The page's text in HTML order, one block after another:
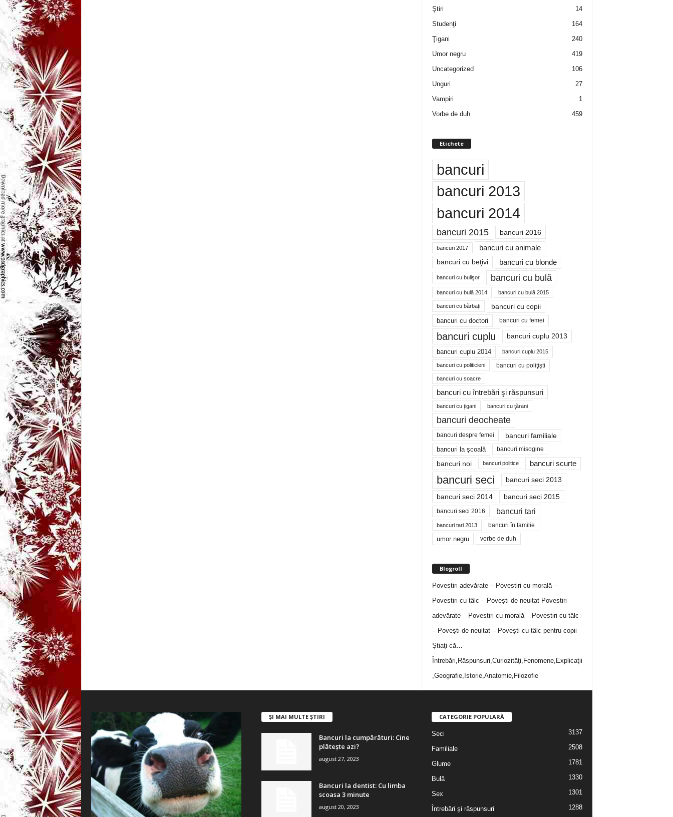
Ştiri
14
Studenţi
164
Ţigani
240
Umor negru
419
Uncategorized
106
Unguri
27
Vampiri
1
Vorbe de duh
459
Etichete
bancuri
bancuri 2013
bancuri 2014
bancuri 2015 bancuri 2016
bancuri 2017 bancuri cu animale
bancuri cu beţivi bancuri cu blonde
bancuri cu bulişor bancuri cu bulă
bancuri cu bulă 2014 bancuri cu bulă 2015
bancuri cu bărbaţi bancuri cu copii
bancuri cu doctori bancuri cu femei
bancuri cuplu bancuri cuplu 2013
bancuri cuplu 2014 bancuri cuplu 2015
bancuri cu politicieni bancuri cu poliţişti
bancuri cu soacre
bancuri cu întrebări şi răspunsuri
bancuri cu ţigani bancuri cu ţărani
bancuri deocheate
bancuri despre femei bancuri familiale
bancuri la şcoală bancuri misogine
bancuri noi bancuri politice bancuri scurte
bancuri seci bancuri seci 2013
bancuri seci 2014 bancuri seci 2015
bancuri seci 2016 bancuri tari
bancuri tari 2013 bancuri în familie
umor negru vorbe de duh
Blogroll
Povestiri adevărate – Povestiri cu morală –
Povestiri cu tâlc – Povești de neuitatPovestiri
adevărate – Povestiri cu morală – Povestiri cu tâlc
– Povești de neuitat – Povești cu tâlc pentru copii
Ştiaţi că…
Întrebări,Răspunsuri,Curiozităţi,Fenomene,Explicaţii
,Geografie,Istorie,Anatomie,Filozofie
ȘI MAI MULTE ȘTIRI
Bancuri la cumpărături: Cine
plătește azi?
august 27, 2023
Bancuri la dentist: Cu limba
scoasa 3 minute
august 20, 2023
CATEGORIE POPULARĂ
Seci 3137
Familiale 2508
Glume 1781
Bulă 1330
Sex 1301
Întrebări şi răspunsuri 1288